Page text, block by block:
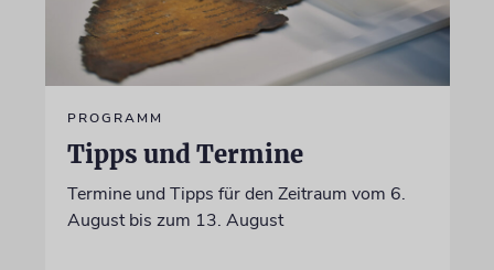
PROGRAMM
Tipps und Termine
Termine und Tipps für den Zeitraum vom 6.
August bis zum 13. August